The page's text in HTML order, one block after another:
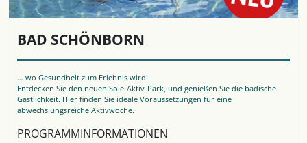
BAD SCHÖNBORN
… wo Gesundheit zum Erlebnis wird!
Entdecken Sie den neuen Sole-Aktiv-Park, und genießen Sie die badische
Gastlichkeit. Hier finden Sie ideale Voraussetzungen für eine
abwechslungsreiche Aktivwoche.
PROGRAMMINFORMATIONEN